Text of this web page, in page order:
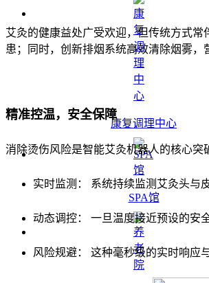
康复调理中心
SPA馆
艾灸的健康益处广受欢迎，但传统方式
患；同时，创新排烟系统高效清除烟雾
精准控温，安全保障
消除烫伤风险是智能艾灸机器人的核心突
实时监测： 系统持续监测艾灸头与
动态调控： 一旦温度接近预设的安
风险规避： 这种毫秒级的实时响应